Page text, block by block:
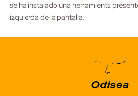
se ha instalado una herramienta
izquierda de la pantalla.